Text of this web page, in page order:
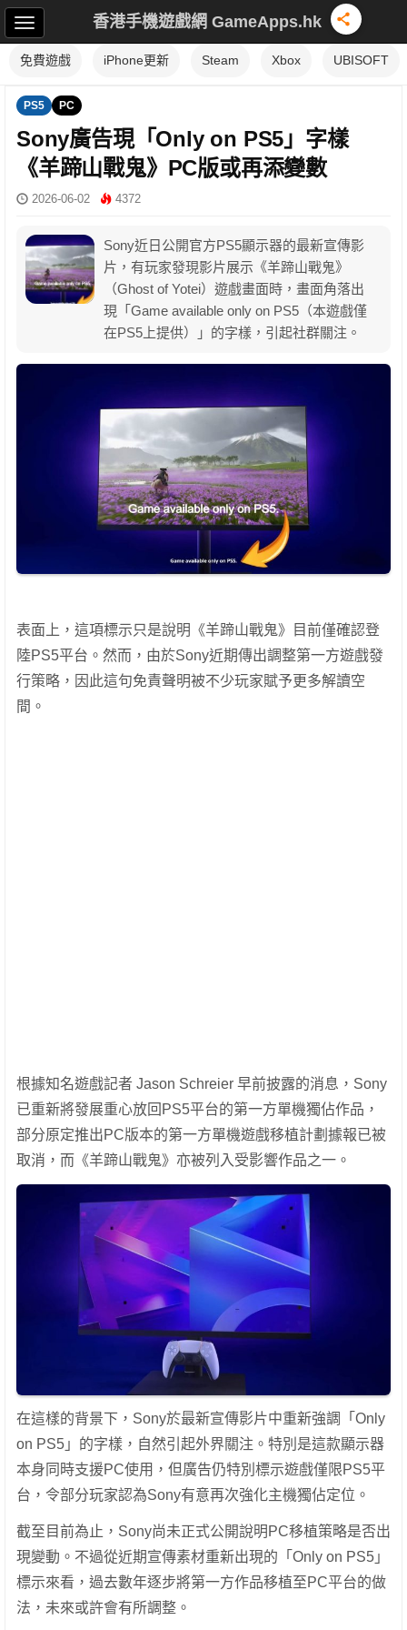
香港手機遊戲網 GameApps.hk
免費遊戲 iPhone更新 Steam Xbox UBISOFT
PS5 PC
Sony廣告現「Only on PS5」字樣
《羊蹄山戰鬼》PC版或再添變數
2026-06-02 4372
Sony近日公開官方PS5顯示器的最新宣傳影
片，有玩家發現影片展示《羊蹄山戰鬼》
（Ghost of Yotei）遊戲畫面時，畫面角落出
現「Game available only on PS5（本遊戲僅
在PS5上提供）」的字樣，引起社群關注。
表面上，這項標示只是說明《羊蹄山戰鬼》目前僅確認登
陸PS5平台。然而，由於Sony近期傳出調整第一方遊戲發
行策略，因此這句免責聲明被不少玩家賦予更多解讀空
間。
根據知名遊戲記者 Jason Schreier 早前披露的消息，Sony
已重新將發展重心放回PS5平台的第一方單機獨佔作品，
部分原定推出PC版本的第一方單機遊戲移植計劃據報已被
取消，而《羊蹄山戰鬼》亦被列入受影響作品之一。
在這樣的背景下，Sony於最新宣傳影片中重新強調「Only
on PS5」的字樣，自然引起外界關注。特別是這款顯示器
本身同時支援PC使用，但廣告仍特別標示遊戲僅限PS5平
台，令部分玩家認為Sony有意再次強化主機獨佔定位。
截至目前為止，Sony尚未正式公開說明PC移植策略是否出
現變動。不過從近期宣傳素材重新出現的「Only on PS5」
標示來看，過去數年逐步將第一方作品移植至PC平台的做
法，未來或許會有所調整。